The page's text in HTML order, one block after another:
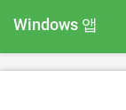
Windows 앱